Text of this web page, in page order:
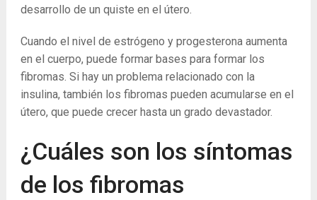
desarrollo de un quiste en el útero.
Cuando el nivel de estrógeno y progesterona aumenta
en el cuerpo, puede formar bases para formar los
fibromas. Si hay un problema relacionado con la
insulina, también los fibromas pueden acumularse en el
útero, que puede crecer hasta un grado devastador.
¿Cuáles son los síntomas
de los fibromas